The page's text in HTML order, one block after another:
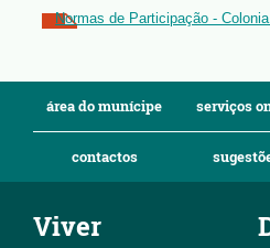
Normas de Participação -
área do munícipe serviços
contactos
Viver